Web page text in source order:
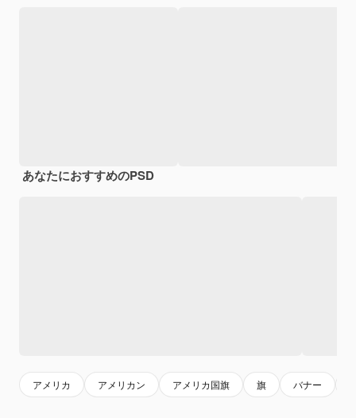
あなたにおすすめのPSD
アメリカ アメリカン アメリカ国旗 旗 バナー